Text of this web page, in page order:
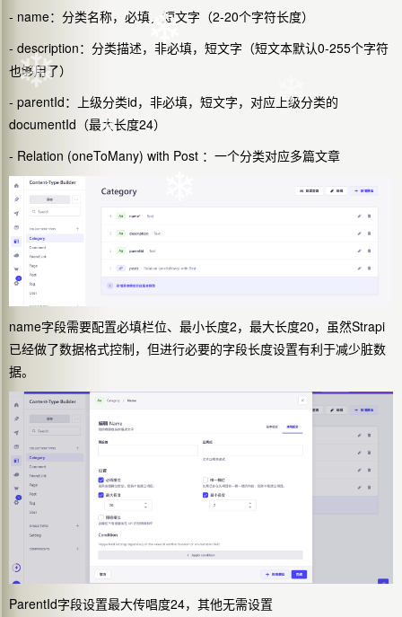
- name：分类名称，必填，短文字（2-20个字符长度）
- description：分类描述，非必填，短文字（短文本默认0-255个字符
也够用了）
- parentId：上级分类id，非必填，短文字，对应上级分类的
documentId（最大长度24）
- Relation (oneToMany) with Post ：一个分类对应多篇文章
name字段需要配置必填栏位、最小长度2，最大长度20，虽然Strapi
已经做了数据格式控制，但进行必要的字段长度设置有利于减少脏数
据。
ParentId字段设置最大传唱度24，其他无需设置
❄
❄
❄
❄
❄
❄